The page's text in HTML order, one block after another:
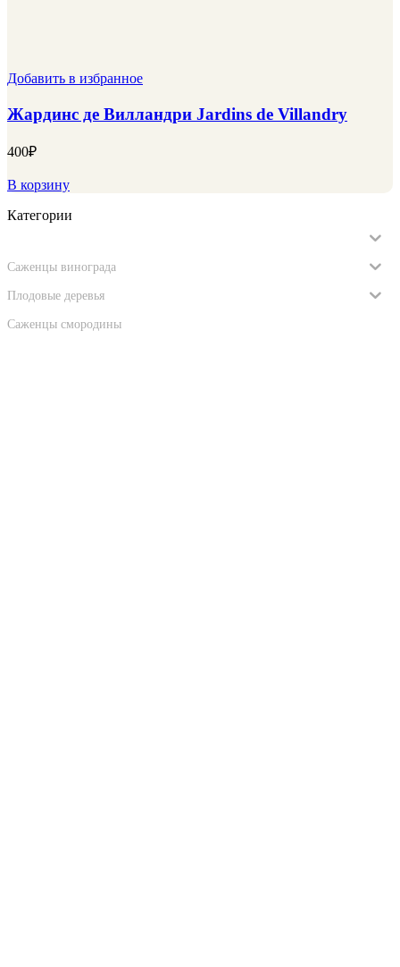
Добавить в избранное
Жардинс де Вилландри Jardins de Villandry
400₽
В корзину
Категории
Саженцы винограда
Плодовые деревья
Саженцы смородины